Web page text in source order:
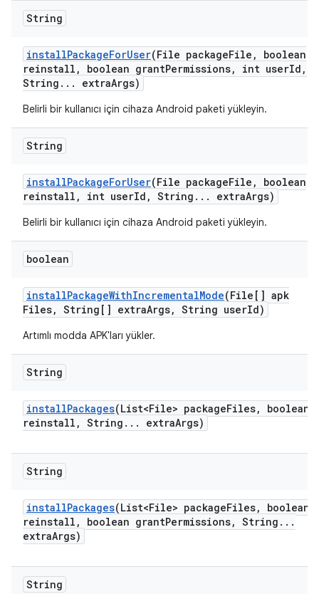
String
installPackageForUser(File packageFile ,
boolean
reinstall , boolean grantPermissions, int userId ,
String . . . extraArgs)
Belirli bir kullanıcı için cihaza Android paketi yükleyin.
String
installPackageForUser(File packageFile ,
boolean
reinstall , int userId , String . . . extraArgs)
Belirli bir kullanıcı için cihaza Android paketi yükleyin.
boolean
installPackageWithIncrementalMode(File[] apk
Files, String[] extraArgs, String userId)
Artımlı modda APK'ları yükler.
String
installPackages(List<File> packageFiles,
boolean
reinstall , String . . . extraArgs)
String
installPackages(List<File> packageFiles,
boolean
reinstall , boolean grantPermissions, String . . .
extraArgs)
String